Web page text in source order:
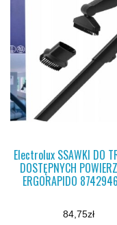
Electrolux SSAWKI DO
DOSTĘPNYCH
ERGORAPIDO
84,75zł